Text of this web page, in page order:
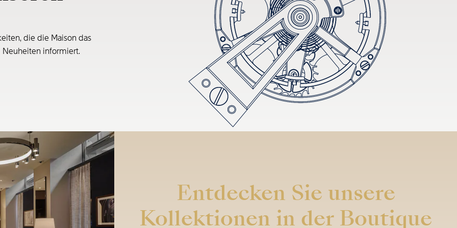
die die Maison das
Neuheiten informiert.
Entdecken Sie unsere
Kollektionen in der Boutique